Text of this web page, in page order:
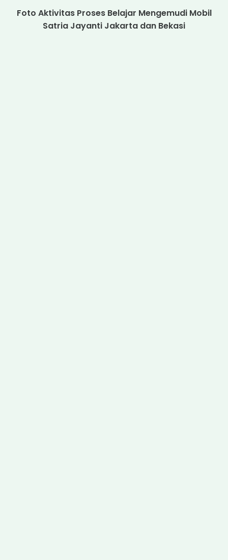
Foto Aktivitas Proses Belajar Mengemudi Mobil
Satria Jayanti Jakarta dan Bekasi